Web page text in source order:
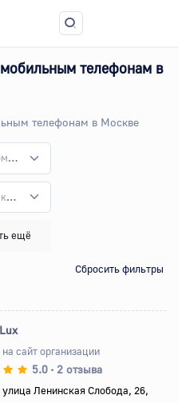
телефонам в
телефонам в Москве
Пошив домашнего текстиля
Продажа ккм и расходных материалов
ещё
Сбросить фильтры
сайт организации
5.0 • 2 отзыва
Ленинская Слобода, 26,